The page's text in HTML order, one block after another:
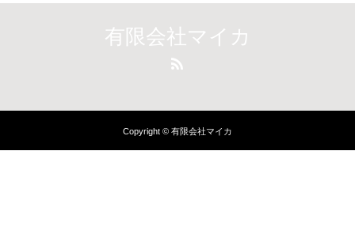
有限会社マイカ
Copyright © 有限会社マイカ